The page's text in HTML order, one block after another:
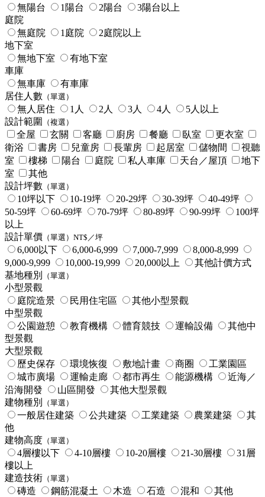
無陽台
1陽台 2陽台
3陽台以上
庭院
無庭院
1庭院
2庭院以上
地下室
無地下室
有地下室
車庫
無車庫
有車庫
居住人數 （單選）
無人居住 1人 2人 3人 4人
5人以上
設計範圍
（複選）
全屋 玄關 客廳 廚房 餐廳 臥室
更衣室
衛浴
書房 兒童房 長輩房 起居室 儲物間
視聽
室
樓梯 陽台 庭院 私人車庫 天台／屋頂
地下
室
其他
設計坪數 （單選）
10坪以下 10-19坪 20-29坪 30-39坪
40-49坪
50-59坪
60-69坪 70-79坪 80-89坪 90-99坪
100坪
以上
設計單價 （單選）NT$／坪
6,000以下 6,000-6,999 7,000-7,999
8,000-8,999
9,000-9,999
10,000-19,999 20,000以上
其他計價方式
基地種別
（單選）
小型景觀
庭院造景
民用住宅區
其他小型景觀
中型景觀
公園遊憩
教育機構 體育競技 運輸設備
其他中
型景觀
大型景觀
歷史保存
環境恢復 敷地計畫 商圈
工業園區
城市廣場
運輸走廊 都市再生 能源機構
近海／
沿海開發
山區開發
其他大型景觀
建物種別
（單選）
一般居住建築 公共建築 工業建築 農業建築
其
他
建物高度 （單選）
4層樓以下 4-10層樓 10-20層樓 21-30層樓
31層
樓以上
建造技術 （單選）
磚造 鋼筋混凝土 木造 石造 混和
其他